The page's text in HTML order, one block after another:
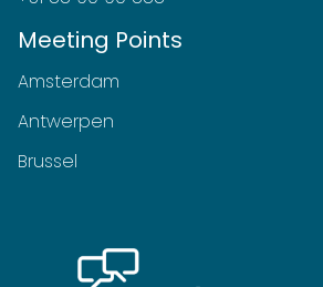
Meeting Points
Amsterdam
Antwerpen
Brussel